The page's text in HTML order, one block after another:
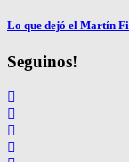
Lo que dejó el Martín
Seguinos!